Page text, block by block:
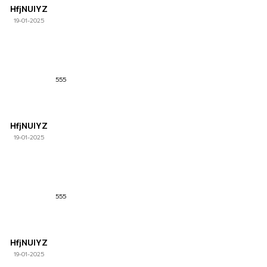
HfjNUlYZ
19-01-2025
HfjNUlYZ
19-01-2025
555
HfjNUlYZ
19-01-2025
555